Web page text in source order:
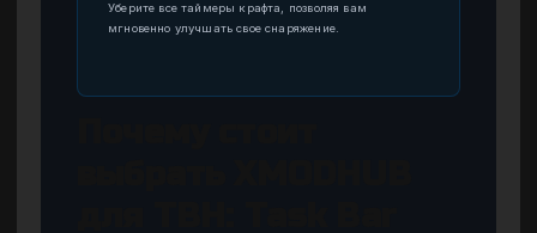
Уберите все таймеры крафта, позволяя вам
мгновенно улучшать свое снаряжение.